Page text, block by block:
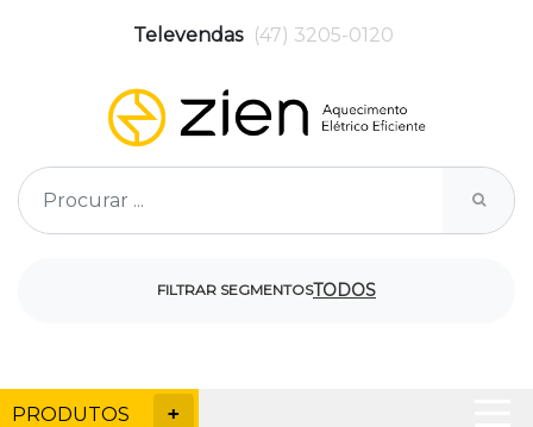
Televendas (47) 3205-0120
FILTRAR SEGMENTOSTODOS
PRODUTOS